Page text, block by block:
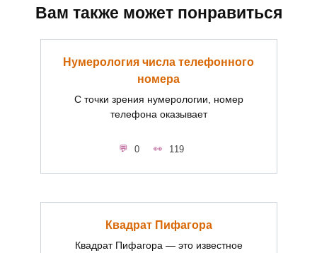
Вам также может понравиться
Нумерология числа телефонного
номера
С точки зрения нумерологии, номер
телефона оказывает
0 119
Квадрат Пифагора
Квадрат Пифагора — это известное